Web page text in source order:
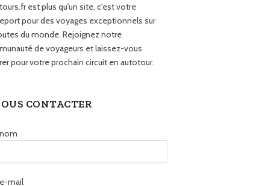
est plus qu'un site, c'est votre
pour des voyages exceptionnels sur
du monde. Rejoignez notre
de voyageurs et laissez-vous
pour votre prochain circuit en autotour.
CONTACTER
mail